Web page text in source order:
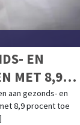
EN
MET 8,9
aan gezonds- en
8,9 procent toe